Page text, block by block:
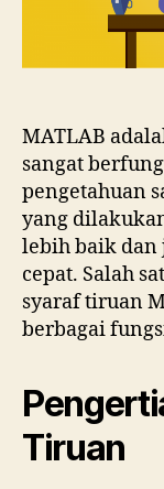
MATLAB
sangat
pengetahuan
yang
lebih baik
cepat. Salah
syaraf tiruan
berbagai
Tiruan